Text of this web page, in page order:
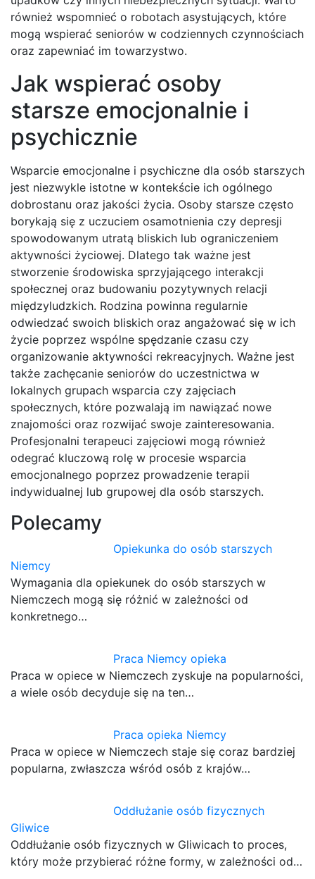
również wspomnieć o robotach asystujących, które
mogą wspierać seniorów w codziennych czynnościach
oraz zapewniać im towarzystwo.
Jak wspierać osoby
starsze emocjonalnie i
psychicznie
Wsparcie emocjonalne i psychiczne dla osób starszych
jest niezwykle istotne w kontekście ich ogólnego
dobrostanu oraz jakości życia. Osoby starsze często
borykają się z uczuciem osamotnienia czy depresji
spowodowanym utratą bliskich lub ograniczeniem
aktywności życiowej. Dlatego tak ważne jest
stworzenie środowiska sprzyjającego interakcji
społecznej oraz budowaniu pozytywnych relacji
międzyludzkich. Rodzina powinna regularnie
odwiedzać swoich bliskich oraz angażować się w ich
życie poprzez wspólne spędzanie czasu czy
organizowanie aktywności rekreacyjnych. Ważne jest
także zachęcanie seniorów do uczestnictwa w
lokalnych grupach wsparcia czy zajęciach
społecznych, które pozwalają im nawiązać nowe
znajomości oraz rozwijać swoje zainteresowania.
Profesjonalni terapeuci zajęciowi mogą również
odegrać kluczową rolę w procesie wsparcia
emocjonalnego poprzez prowadzenie terapii
indywidualnej lub grupowej dla osób starszych.
Polecamy
Opiekunka do osób starszych
Niemcy
Wymagania dla opiekunek do osób starszych w
Niemczech mogą się różnić w zależności od
konkretnego…
Praca Niemcy opieka
Praca w opiece w Niemczech zyskuje na popularności,
a wiele osób decyduje się na ten…
Praca opieka Niemcy
Praca w opiece w Niemczech staje się coraz bardziej
popularna, zwłaszcza wśród osób z krajów…
Oddłużanie osób fizycznych
Gliwice
Oddłużanie osób fizycznych w Gliwicach to proces,
który może przybierać różne formy, w zależności od…